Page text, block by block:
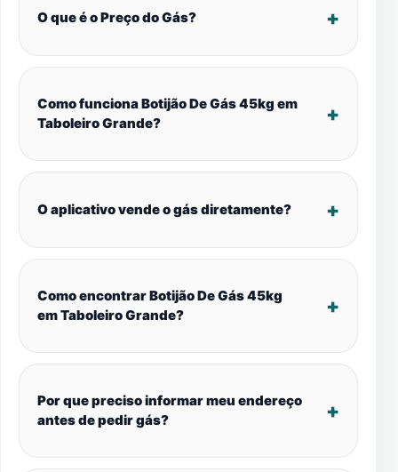
O que é o Preço do Gás?
Como funciona Botijão De Gás 45kg em
Taboleiro Grande?
O aplicativo vende o gás diretamente?
Como encontrar Botijão De Gás 45kg
em Taboleiro Grande?
Por que preciso informar meu endereço
antes de pedir gás?